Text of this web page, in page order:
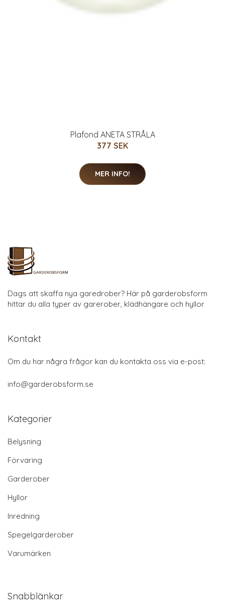
Plafond ANETA STRÅLA
377 SEK
MER INFO!
Dags att skaffa nya garedrober? Här på garderobsform
hittar du alla typer av garerober, klädhängare och hyllor
Kontakt
Om du har några frågor kan du kontakta oss via e-post:
info@garderobsform.se
Kategorier
Belysning
Förvaring
Garderober
Hyllor
Inredning
Spegelgarderober
Varumärken
Snabblänkar